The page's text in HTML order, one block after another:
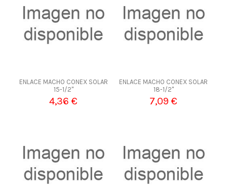
ENLACE MACHO CONEX SOLAR
15-1/2"
4,36 €
ENLACE MACHO CONEX SOLAR
18-1/2"
7,09 €